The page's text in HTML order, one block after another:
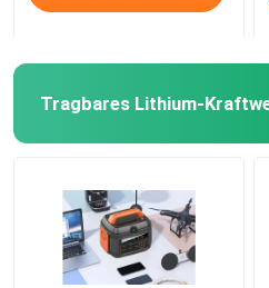
Tragbares Lithium-